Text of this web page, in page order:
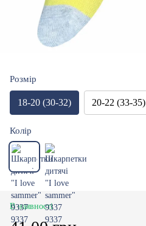
Розмір
18-20 (30-32) 20-22 (33-35)
Колір
В наявності